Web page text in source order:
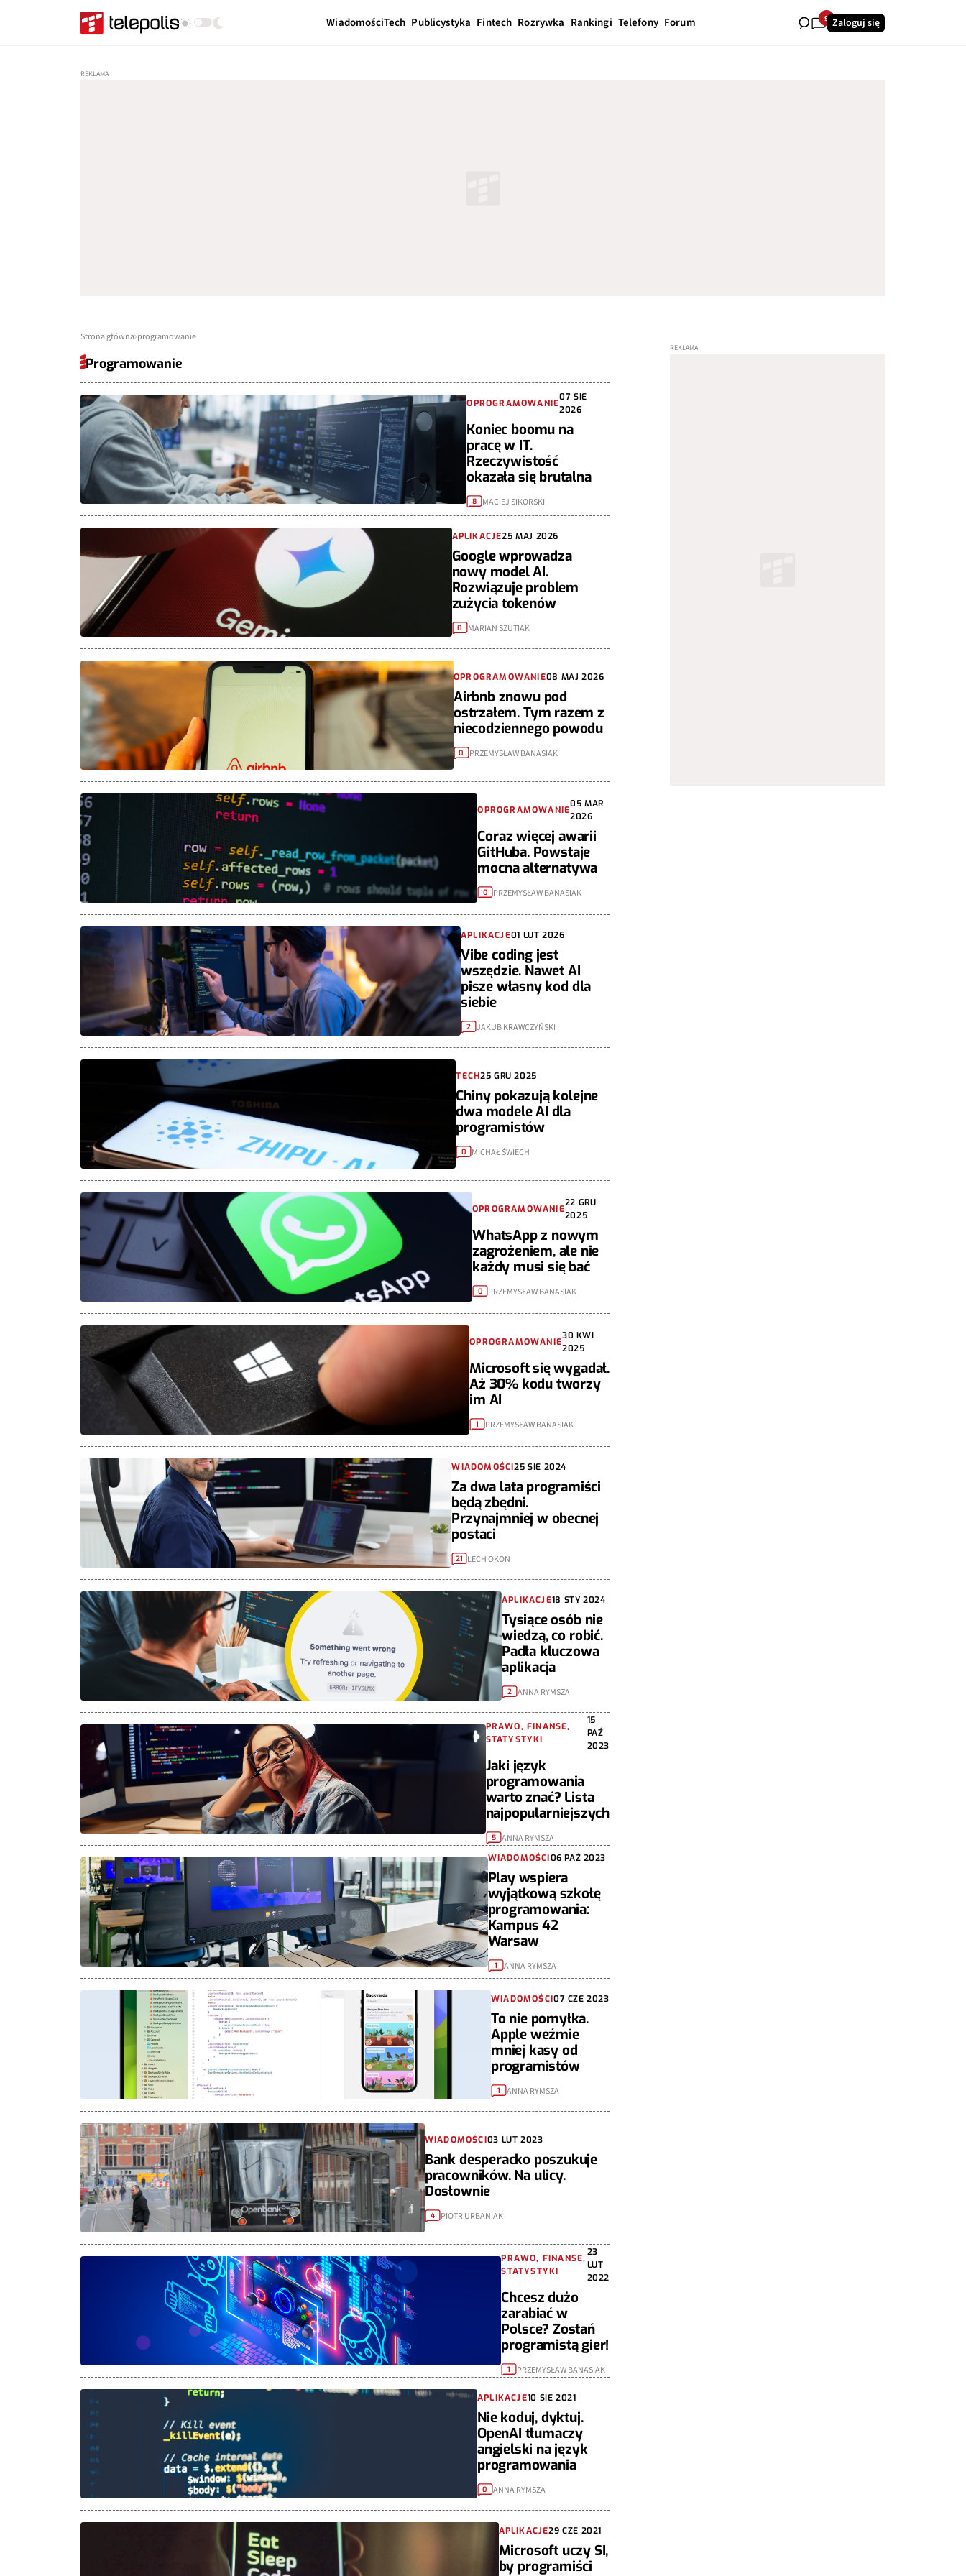
WiadomościTech Publicystyka Fintech Rozrywka Rankingi Telefony Forum 9 Zaloguj się
Strona główna programowanie
Programowanie
OPROGRAMOWANIE
07 SIE
2026
Koniec boomu na
pracę w IT.
Rzeczywistość
okazała się brutalna
8 MACIEJ SIKORSKI
APLIKACJE25 MAJ 2026
Google wprowadza
nowy model AI.
Rozwiązuje problem
zużycia tokenów
0 MARIAN SZUTIAK
OPROGRAMOWANIE08 MAJ 2026
Airbnb znowu pod
ostrzałem. Tym razem z
niecodziennego powodu
0 PRZEMYSŁAW BANASIAK
OPROGRAMOWANIE
05 MAR
2026
Coraz więcej awarii
GitHuba. Powstaje
mocna alternatywa
0 PRZEMYSŁAW BANASIAK
APLIKACJE01 LUT 2026
Vibe coding jest
wszędzie. Nawet AI
pisze własny kod dla
siebie
2 JAKUB KRAWCZYŃSKI
TECH25 GRU 2025
Chiny pokazują kolejne
dwa modele AI dla
programistów
0 MICHAŁ ŚWIECH
OPROGRAMOWANIE
22 GRU
2025
WhatsApp z nowym
zagrożeniem, ale nie
każdy musi się bać
0 PRZEMYSŁAW BANASIAK
OPROGRAMOWANIE
30 KWI
2025
Microsoft się wygadał.
Aż 30% kodu tworzy
im AI
1 PRZEMYSŁAW BANASIAK
WIADOMOŚCI25 SIE 2024
Za dwa lata programiści
będą zbędni.
Przynajmniej w obecnej
postaci
21 LECH OKOŃ
APLIKACJE18 STY 2024
Tysiące osób nie
wiedzą, co robić.
Padła kluczowa
aplikacja
2 ANNA RYMSZA
PRAWO, FINANSE,
STATYSTYKI
15
PAŹ
2023
Jaki język
programowania
warto znać? Lista
najpopularniejszych
5 ANNA RYMSZA
WIADOMOŚCI06 PAŹ 2023
Play wspiera
wyjątkową szkołę
programowania:
Kampus 42
Warsaw
1 ANNA RYMSZA
WIADOMOŚCI07 CZE 2023
To nie pomyłka.
Apple weźmie
mniej kasy od
programistów
1 ANNA RYMSZA
WIADOMOŚCI03 LUT 2023
Bank desperacko poszukuje
pracowników. Na ulicy.
Dosłownie
4 PIOTR URBANIAK
PRAWO, FINANSE,
STATYSTYKI
23
LUT
2022
Chcesz dużo
zarabiać w
Polsce? Zostań
programistą gier!
1 PRZEMYSŁAW BANASIAK
APLIKACJE10 SIE 2021
Nie koduj, dyktuj.
OpenAI tłumaczy
angielski na język
programowania
0 ANNA RYMSZA
APLIKACJE29 CZE 2021
Microsoft uczy SI,
by programiści